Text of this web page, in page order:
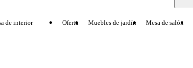
de interior Oferta Muebles de jardín Mesa de salón